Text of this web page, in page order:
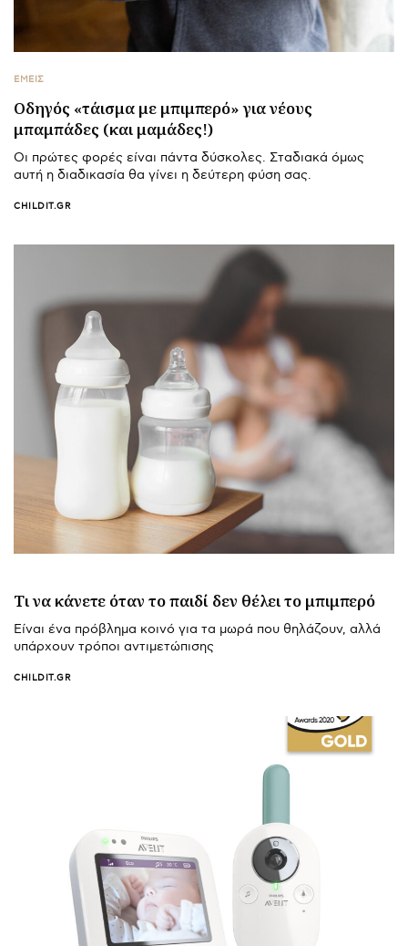
ΕΜΕΙΣ
Οδηγός «τάισμα με μπιμπερό» για νέους
μπαμπάδες (και μαμάδες!)
Οι πρώτες φορές είναι πάντα δύσκολες. Σταδιακά όμως
αυτή η διαδικασία θα γίνει η δεύτερη φύση σας.
CHILDIT.GR
Τι να κάνετε όταν το παιδί δεν θέλει το μπιμπερό
Είναι ένα πρόβλημα κοινό για τα μωρά που θηλάζουν, αλλά
υπάρχουν τρόποι αντιμετώπισης
CHILDIT.GR